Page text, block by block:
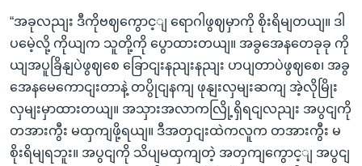
“အခုလညျး ဒီကိုဗဈကွောင့ျ ရောဂါဖွဈမှာကို စိုးရိမျတယျ။ ဒါ
ပမေဲ့လို့ ကိုယျက သူတို့ကို ပွောထားတယျ။ အခွအေနတေခုခု ကို
ယျအပူခြိနျပဲဖွဈစေ ခြောငျးနညျးနညျး ဟပျတာပဲဖွဈစေ၊ အခွ
အေနမေကောငျးတာနဲ့ တပွိုငျနကျ ဖုနျးလှမျးဆကျ အဲ့လိုမြိုး
လှမျးမှာထားတယျ။ အသှားအလာကလြို့ရှိရငျလညျး အပွငျကို
တအားကွီး မထှကျဖို့ရယျ။ ဒီအတှငျးထဲကလူက တအားကွီး မ
စိုးရိမျရဘူး။ အပွငျကို သိပျမထှကျတဲ့ အတှကျကွောင့ျ အပွငျ